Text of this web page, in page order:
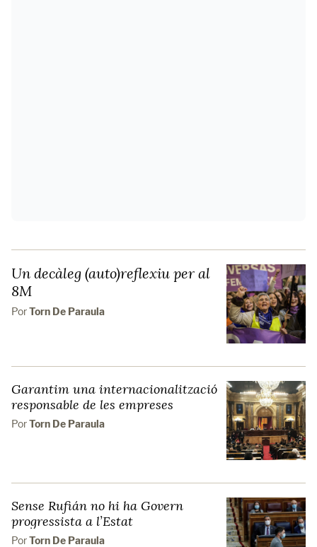
Un decàleg (auto)reflexiu per al
8M
PorTorn De Paraula
Garantim una internacionalització
responsable de les empreses
PorTorn De Paraula
Sense Rufián no hi ha Govern
progressista a l’Estat
PorTorn De Paraula